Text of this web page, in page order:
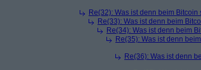
Re(32): Was ist denn beim
Re(33): Was ist denn beim
Re(34): Was ist denn beim
Re(35): Was ist denn
Re(36): Was ist denn